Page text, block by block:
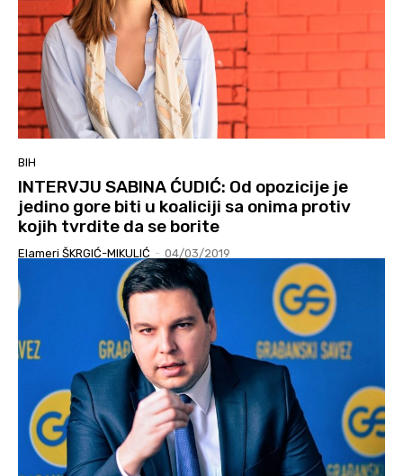
BIH
INTERVJU SABINA ĆUDIĆ: Od opozicije je
jedino gore biti u koaliciji sa onima protiv
kojih tvrdite da se borite
Elameri ŠKRGIĆ-MIKULIĆ - 04/03/2019